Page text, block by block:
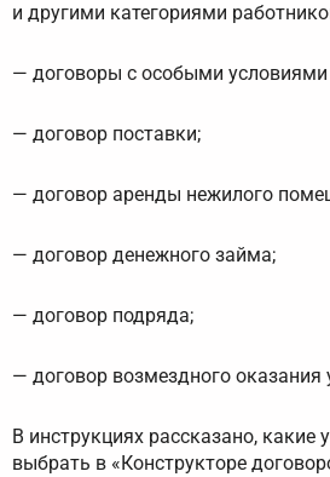
и другими категориями
— договоры с особыми условиями
— договор поставки;
— договор аренды нежилого
— договор денежного займа;
— договор подряда;
— договор возмездного оказания
В инструкциях рассказано, какие
выбрать в «Конструкторе